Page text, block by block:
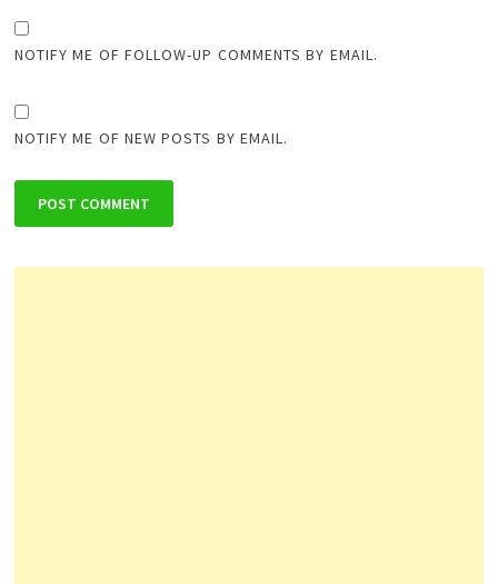
NOTIFY ME OF FOLLOW-UP COMMENTS BY EMAIL.
NOTIFY ME OF NEW POSTS BY EMAIL.